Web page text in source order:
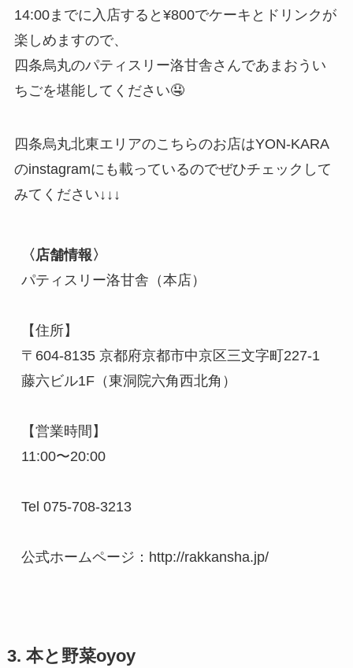
14:00までに入店すると¥800でケーキとドリンクが
楽しめますので、
四条烏丸のパティスリー洛甘舎さんであまおうい
ちごを堪能してください🤤
四条烏丸北東エリアのこちらのお店はYON-KARA
のinstagramにも載っているのでぜひチェックして
みてください↓↓↓
〈店舗情報〉
パティスリー洛甘舎（本店）
【住所】
〒604-8135 京都府京都市中京区三文字町227-1
藤六ビル1F（東洞院六角西北角）
【営業時間】
11:00〜20:00
Tel 075-708-3213
公式ホームページ：http://rakkansha.jp/
3. 本と野菜oyoy